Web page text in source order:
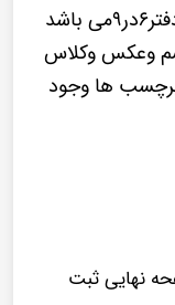
ابعاد برچسب کتاب و دفتر۶در۹می باشد
وعکس وکلاس
برچسب ها وجود
نهایی ثبت